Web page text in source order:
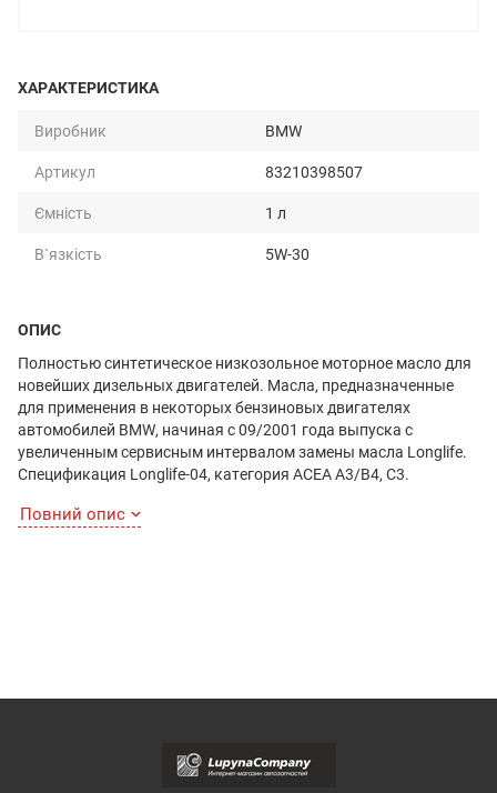
ХАРАКТЕРИСТИКА
Виробник
BMW
Артикул
83210398507
Ємність
1 л
В`язкість
5W-30
ОПИС
Полностью синтетическое низкозольное моторное масло для
новейших дизельных двигателей. Масла, предназначенные
для применения в некоторых бензиновых двигателях
автомобилей BMW, начиная с 09/2001 года выпуска с
увеличенным сервисным интервалом замены масла Longlife.
Спецификация Longlife-04, категория ACEA A3/B4, C3.
Повний опис